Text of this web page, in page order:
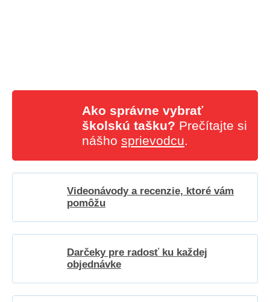
Ako správne vybrať
školskú tašku? Prečítajte si
nášho sprievodcu.
Videonávody a recenzie, ktoré vám
pomôžu
Darčeky pre radosť ku každej
objednávke